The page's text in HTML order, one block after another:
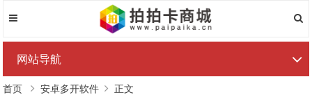
网站导航
首页 安卓多开软件 正文